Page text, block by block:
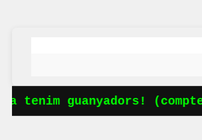
tenim guanyadors!